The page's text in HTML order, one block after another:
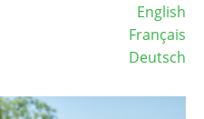
English
Français
Deutsch